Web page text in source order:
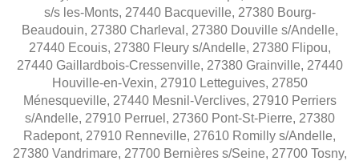
s/s les-Monts, 27440 Bacqueville, 27380 Bourg-
Beaudouin, 27380 Charleval, 27380 Douville s/Andelle,
27440 Ecouis, 27380 Fleury s/Andelle, 27380 Flipou,
27440 Gaillardbois-Cressenville, 27380 Grainville, 27440
Houville-en-Vexin, 27910 Letteguives, 27850
Ménesqueville, 27440 Mesnil-Verclives, 27910 Perriers
s/Andelle, 27910 Perruel, 27360 Pont-St-Pierre, 27380
Radepont, 27910 Renneville, 27610 Romilly s/Andelle,
27380 Vandrimare, 27700 Bernières s/Seine, 27700 Tosny,